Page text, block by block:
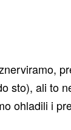
sto), ali to
ohladili i